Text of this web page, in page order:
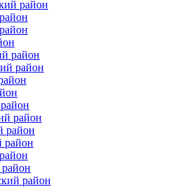
район
район
район
район
район
район
район